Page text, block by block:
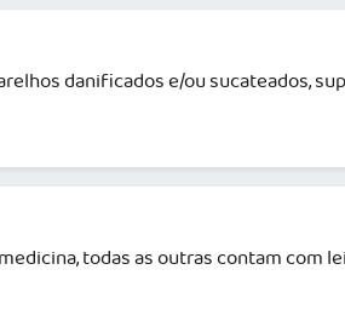
danificados e/ou sucateados,
todas as outras contam com